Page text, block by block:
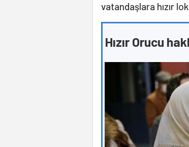
vatandaşlara hızır
Hızır Orucu